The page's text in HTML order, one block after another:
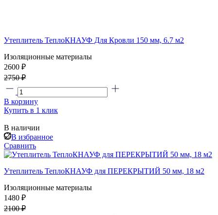
Утеплитель ТеплоКНАУФ Для Кровли 150 мм, 6.7 м2
Изоляционные материалы
2600 ₽
2750 ₽
В корзину
Купить в 1 клик
В наличии
В избранное
Сравнить
Утеплитель ТеплоКНАУФ для ПЕРЕКРЫТИЙ 50 мм, 18 м2
Изоляционные материалы
1480 ₽
2100 ₽